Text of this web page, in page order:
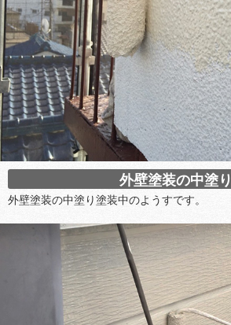
外壁塗装の中塗り
外壁塗装の中塗り塗装中のようすです。